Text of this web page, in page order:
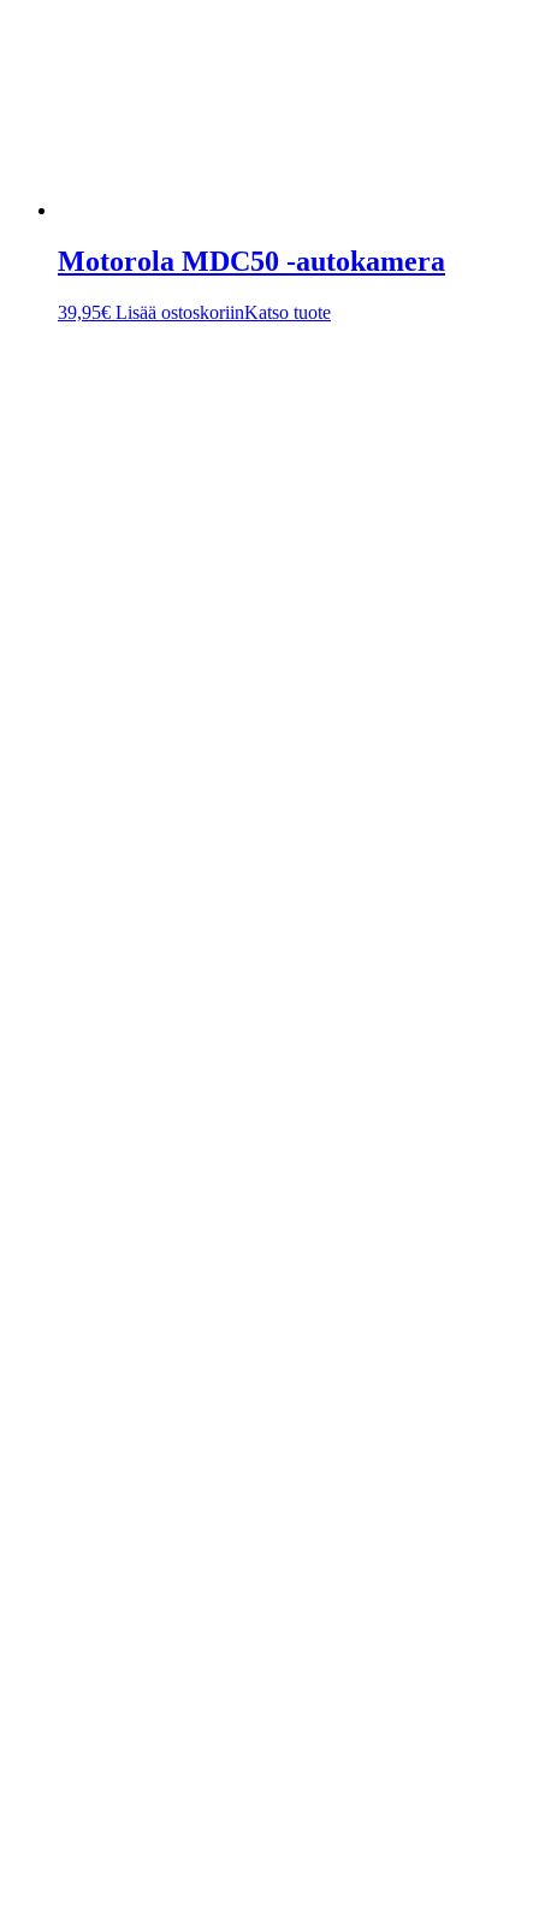
Motorola MDC50 -autokamera
39,95€ Lisää ostoskoriinKatso tuote